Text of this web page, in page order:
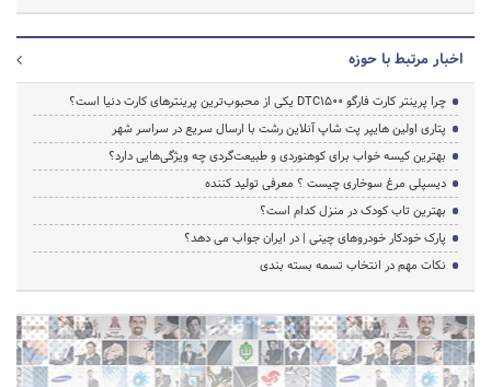
اخبار مرتبط با حوزه
چرا پرینتر کارت فارگو DTC1500 یکی از محبوب‌ترین پرینترهای کارت دنیا است؟
پتاری اولین هایپر پت شاپ آنلاین رشت با ارسال سریع در سراسر شهر
بهترین کیسه خواب برای کوهنوردی و طبیعت‌گردی چه ویژگی‌هایی دارد؟
دیسپلی مرغ سوخاری چیست ؟ معرفی تولید کننده
بهترین تاب کودک در منزل کدام است؟
پارک خودکار خودروهای چینی | در ایران جواب می دهد؟
نکات مهم در انتخاب تسمه بسته بندی